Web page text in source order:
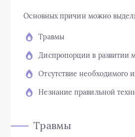
Основных причин можно
Травмы
Диспропорции в развитии
Отсутствие необходимого
Незнание правильной
Травмы